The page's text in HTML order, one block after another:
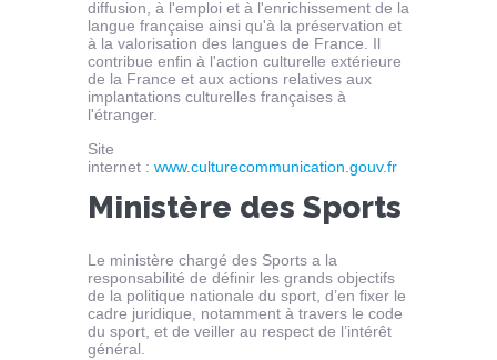
diffusion, à l'emploi et à l'enrichissement de la
langue française ainsi qu'à la préservation et
à la valorisation des langues de France. Il
contribue enfin à l'action culturelle extérieure
de la France et aux actions relatives aux
implantations culturelles françaises à
l'étranger.
Site
internet : www.culturecommunication.gouv.fr
Ministère des Sports
Le ministère chargé des Sports a la
responsabilité de définir les grands objectifs
de la politique nationale du sport, d’en fixer le
cadre juridique, notamment à travers le code
du sport, et de veiller au respect de l’intérêt
général.